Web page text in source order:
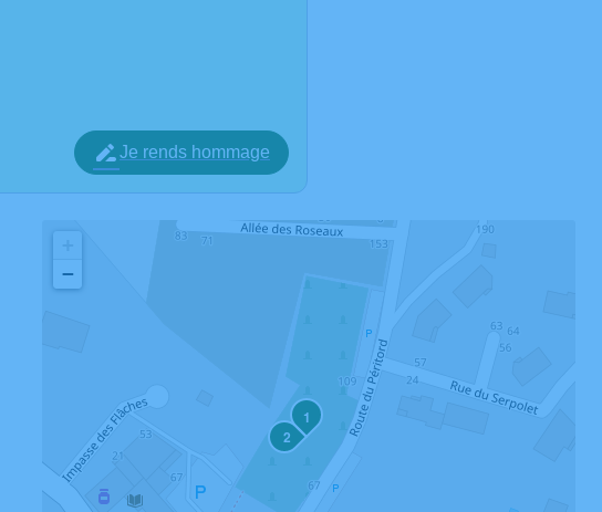
Je rends hommage
1
2
−